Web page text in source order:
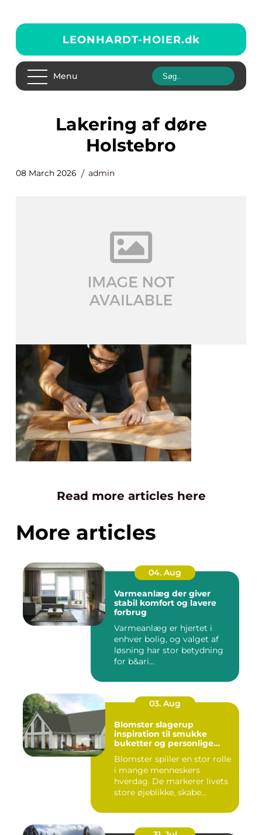
LEONHARDT-HOIER.dk
Menu
Lakering af døre
Holstebro
08 March 2026 admin
Read more articles here
More articles
04. Aug
Varmeanlæg der giver
stabil komfort og lavere
forbrug
Varmeanlæg er hjertet i
enhver bolig, og valget af
løsning har stor betydning
for b&ari...
03. Aug
Blomster slagerup
inspiration til smukke
buketter og personlige
Blomster spiller en stor rolle
i mange menneskers
hverdag. De markerer livets
store øjeblikke, skabe...